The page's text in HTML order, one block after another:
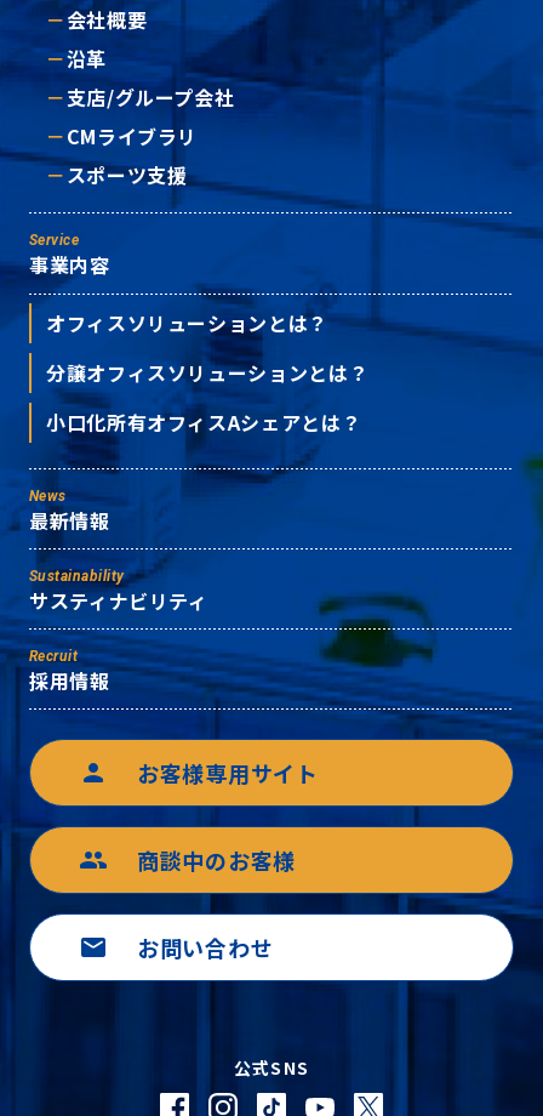
会社概要
沿革
支店/グループ会社
CMライブラリ
スポーツ支援
Service
事業内容
オフィスソリューションとは？
分譲オフィスソリューションとは？
小口化所有オフィスAシェアとは？
News
最新情報
Sustainability
サスティナビリティ
Recruit
採用情報
person お客様専用サイト
group 商談中のお客様
mail お問い合わせ
公式SNS